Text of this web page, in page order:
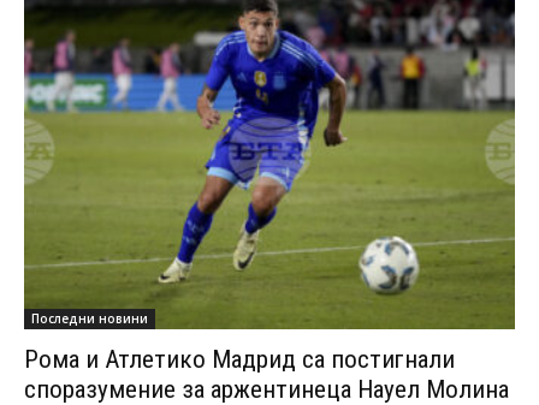
Последни новини
Рома и Атлетико Мадрид са постигнали
споразумение за аржентинеца Науел Молина